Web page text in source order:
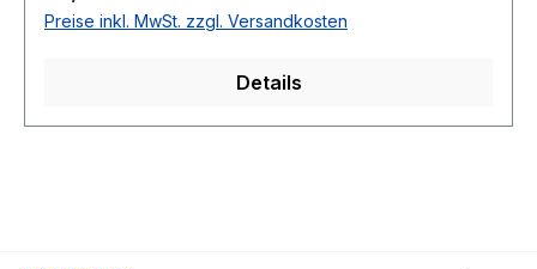
Preise inkl. MwSt. zzgl. Versandkosten
Details